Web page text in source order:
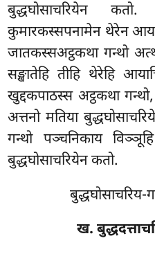
बुद्धघोसाचरियेन कतो.
कुमारकस्सपनामेन थेरेन
जातकस्सअट्ठकथा गन्थो
सङ्खातेहि तीहि थेरेहि
खुद्दकपाठस्स अट्ठकथा
अत्तनो मतिया
गन्थो पञ्चनिकाय
बुद्धघोसाचरियेन कतो.
बुद्धघोसाचरिय-
ख.